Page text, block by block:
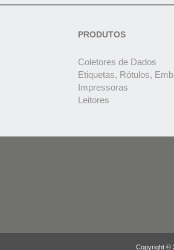
PRODUTOS
Coletores de Dados
Etiquetas, Rótulos,
Impressoras
Leitores
Copyright ©